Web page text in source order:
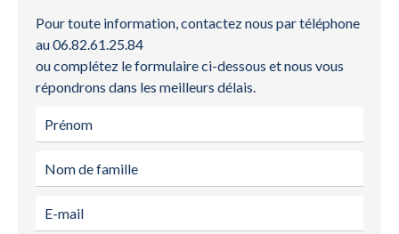
Pour toute information, contactez nous par téléphone
au 06.82.61.25.84
ou complétez le formulaire ci-dessous et nous vous
répondrons dans les meilleurs délais.